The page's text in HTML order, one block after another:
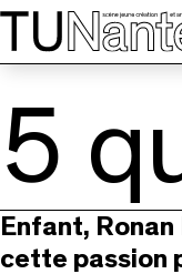
Passer directement
Passer directement
5
Enfant,
cette passion